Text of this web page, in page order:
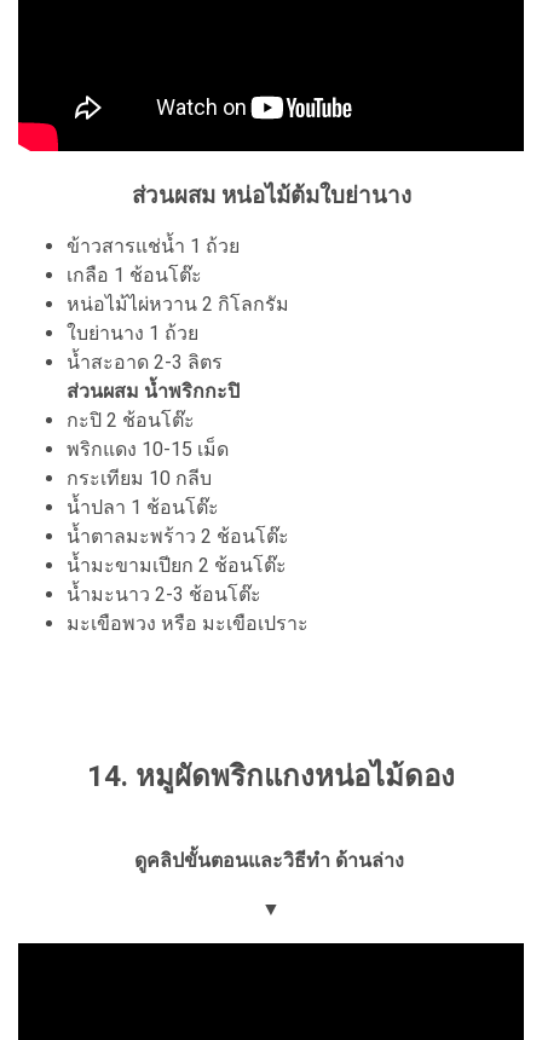
ส่วนผสม หน่อไม้ต้มใบย่านาง
ข้าวสารแช่น้ำ 1 ถ้วย
เกลือ 1 ช้อนโต๊ะ
หน่อไม้ไผ่หวาน 2 กิโลกรัม
ใบย่านาง 1 ถ้วย
น้ำสะอาด 2-3 ลิตร
ส่วนผสม น้ำพริกกะปิ
กะปิ 2 ช้อนโต๊ะ
พริกแดง 10-15 เม็ด
กระเทียม 10 กลีบ
น้ำปลา 1 ช้อนโต๊ะ
น้ำตาลมะพร้าว 2 ช้อนโต๊ะ
น้ำมะขามเปียก 2 ช้อนโต๊ะ
น้ำมะนาว 2-3 ช้อนโต๊ะ
มะเขือพวง หรือ มะเขือเปราะ
14. หมูผัดพริกแกงหน่อไม้ดอง
ดูคลิปขั้นตอนและวิธีทำ ด้านล่าง
▼